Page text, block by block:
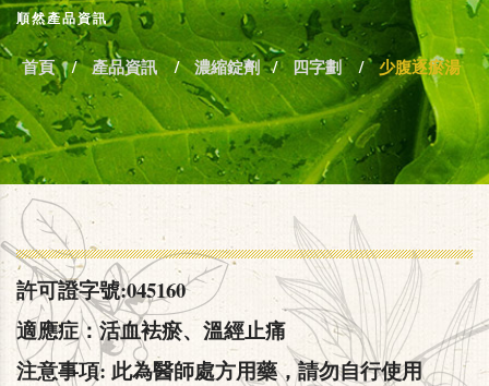
順然產品資訊
首頁 產品資訊 濃縮錠劑 四字劃 少腹逐瘀湯
許可證字號:045160
適應症：活血袪瘀、溫經止痛
注意事項: 此為醫師處方用藥，請勿自行使用